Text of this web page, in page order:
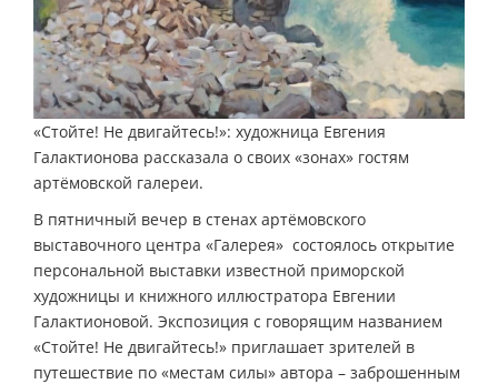
«Стойте! Не двигайтесь!»: художница Евгения
Галактионова рассказала о своих «зонах» гостям
артёмовской галереи.
В пятничный вечер в стенах артёмовского
выставочного центра «Галерея» состоялось открытие
персональной выставки известной приморской
художницы и книжного иллюстратора Евгении
Галактионовой. Экспозиция с говорящим названием
«Стойте! Не двигайтесь!» приглашает зрителей в
путешествие по «местам силы» автора – заброшенным